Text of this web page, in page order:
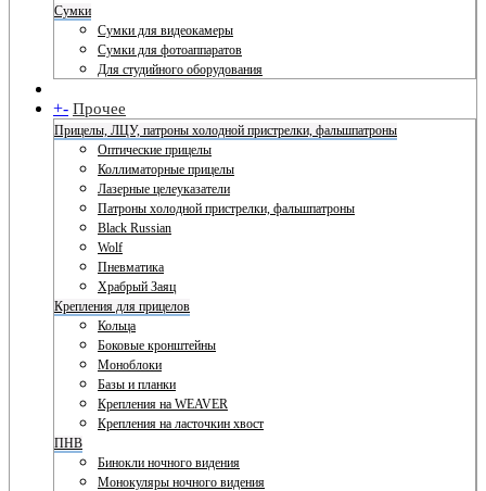
Сумки
Сумки для видеокамеры
Сумки для фотоаппаратов
Для студийного оборудования
+- Прочее
Прицелы, ЛЦУ, патроны холодной пристрелки, фальшпатроны
Оптические прицелы
Коллиматорные прицелы
Лазерные целеуказатели
Патроны холодной пристрелки, фальшпатроны
Black Russian
Wolf
Пневматика
Храбрый Заяц
Крепления для прицелов
Кольца
Боковые кронштейны
Моноблоки
Базы и планки
Крепления на WEAVER
Крепления на ласточкин хвост
ПНВ
Бинокли ночного видения
Монокуляры ночного видения